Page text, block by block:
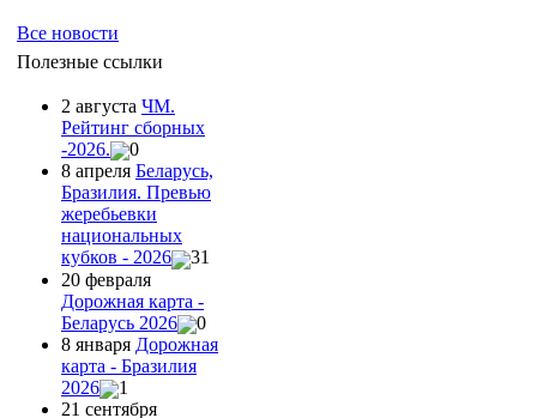
Все новости
Полезные ссылки
2 августа ЧМ.
Рейтинг сборных
-2026.
0
8 апреля Беларусь,
Бразилия. Превью
жеребьевки
национальных
кубков - 2026
31
20 февраля
Дорожная карта -
Беларусь 2026
0
8 января Дорожная
карта - Бразилия
2026
1
21 сентября